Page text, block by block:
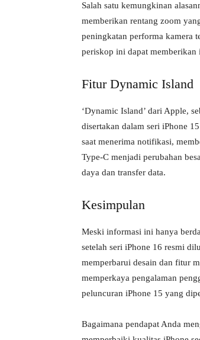
Salah satu kemungkinan
memberikan rentang zoom
peningkatan performa kamera
periskop ini dapat
Fitur Dynamic Island
‘Dynamic Island’ dari Apple,
disertakan dalam seri iPhone
saat menerima notifikasi,
Type-C menjadi perubahan
daya dan transfer data.
Kesimpulan
Meski informasi ini hanya
setelah seri iPhone 16 resmi
memperbarui desain dan fitur
memperkaya pengalaman
peluncuran iPhone 15 yang
Bagaimana pendapat Anda